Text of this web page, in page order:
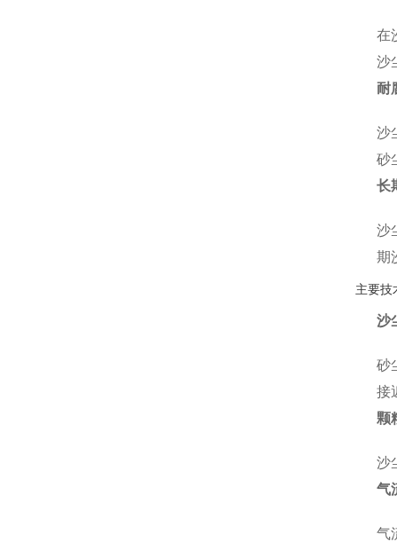
在
沙
耐
沙
砂
长
沙
期
主要技
沙
砂
接
颗
沙
气
气